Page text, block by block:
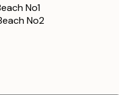
No1
No2